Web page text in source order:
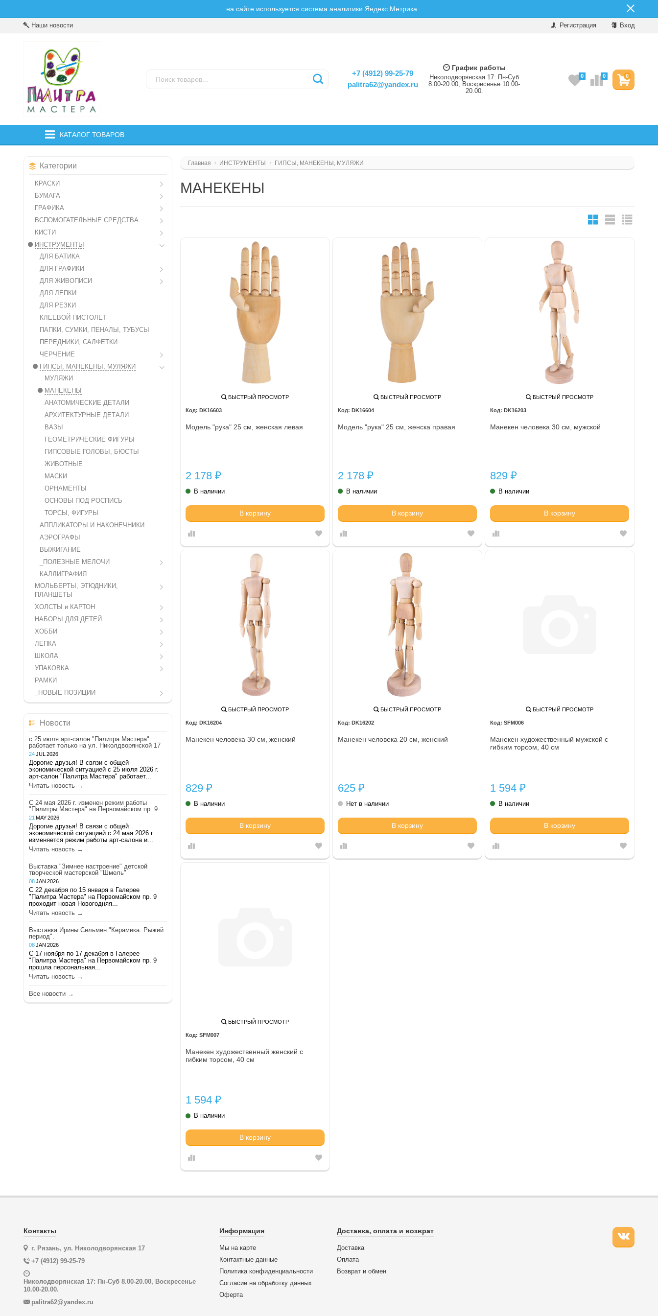
на сайте используется система аналитики Яндекс.Метрика
Наши новости Регистрация Вход
+7 (4912) 99-25-79
palitra62@yandex.ru
График работы
Николодворянская 17: Пн-Суб
8.00-20.00, Воскресенье 10.00-
20.00.
0
0 0
КАТАЛОГ ТОВАРОВ
Категории
КРАСКИ
БУМАГА
ГРАФИКА
ВСПОМОГАТЕЛЬНЫЕ СРЕДСТВА
КИСТИ
ИНСТРУМЕНТЫ
ДЛЯ БАТИКА
ДЛЯ ГРАФИКИ
ДЛЯ ЖИВОПИСИ
ДЛЯ ЛЕПКИ
ДЛЯ РЕЗКИ
КЛЕЕВОЙ ПИСТОЛЕТ
ПАПКИ, СУМКИ, ПЕНАЛЫ, ТУБУСЫ
ПЕРЕДНИКИ, САЛФЕТКИ
ЧЕРЧЕНИЕ
ГИПСЫ, МАНЕКЕНЫ, МУЛЯЖИ
МУЛЯЖИ
МАНЕКЕНЫ
АНАТОМИЧЕСКИЕ ДЕТАЛИ
АРХИТЕКТУРНЫЕ ДЕТАЛИ
ВАЗЫ
ГЕОМЕТРИЧЕСКИЕ ФИГУРЫ
ГИПСОВЫЕ ГОЛОВЫ, БЮСТЫ
ЖИВОТНЫЕ
МАСКИ
ОРНАМЕНТЫ
ОСНОВЫ ПОД РОСПИСЬ
ТОРСЫ, ФИГУРЫ
АППЛИКАТОРЫ И НАКОНЕЧНИКИ
АЭРОГРАФЫ
ВЫЖИГАНИЕ
_ПОЛЕЗНЫЕ МЕЛОЧИ
КАЛЛИГРАФИЯ
МОЛЬБЕРТЫ, ЭТЮДНИКИ,
ПЛАНШЕТЫ
ХОЛСТЫ и КАРТОН
НАБОРЫ ДЛЯ ДЕТЕЙ
ХОББИ
ЛЕПКА
ШКОЛА
УПАКОВКА
РАМКИ
_НОВЫЕ ПОЗИЦИИ
Новости
с 25 июля арт-салон "Палитра Мастера"
работает только на ул. Николдворянской 17
24JUL 2026
Дорогие друзья! В связи с общей
экономической ситуацией с 25 июля 2026 г.
арт-салон "Палитра Мастера" работает...
Читать новость →
С 24 мая 2026 г. изменен режим работы
"Палитры Мастера" на Первомайском пр. 9
21 MAY2026
Дорогие друзья! В связи с общей
экономической ситуацией с 24 мая 2026 г.
изменяется режим работы арт-салона и...
Читать новость →
Выставка "Зимнее настроение" детской
творческой мастерской "Шмель"
08JAN 2026
С 22 декабря по 15 января в Галерее
"Палитра Мастера" на Первомайском пр. 9
проходит новая Новогодняя...
Читать новость →
Выставка Ирины Сельмен "Керамика. Рыжий
период".
08JAN 2026
С 17 ноября по 17 декабря в Галерее
"Палитра Мастера" на Первомайском пр. 9
прошла персональная...
Читать новость →
Все новости →
Главная ИНСТРУМЕНТЫ ГИПСЫ, МАНЕКЕНЫ, МУЛЯЖИ
МАНЕКЕНЫ
БЫСТРЫЙ ПРОСМОТР
DK16603
Модель "рука" 25 см, женская левая
2 178 ₽
В наличии
В корзину
БЫСТРЫЙ ПРОСМОТР
DK16604
Модель "рука" 25 см, женска правая
2 178 ₽
В наличии
В корзину
БЫСТРЫЙ ПРОСМОТР
DK16203
Манекен человека 30 см, мужской
829 ₽
В наличии
В корзину
БЫСТРЫЙ ПРОСМОТР
DK16204
Манекен человека 30 см, женский
829 ₽
В наличии
В корзину
БЫСТРЫЙ ПРОСМОТР
DK16202
Манекен человека 20 см, женский
625 ₽
Нет в наличии
В корзину
БЫСТРЫЙ ПРОСМОТР
SFM006
Манекен художественный мужской с
гибким торсом, 40 см
1 594 ₽
В наличии
В корзину
БЫСТРЫЙ ПРОСМОТР
SFM007
Манекен художественный женский с
гибким торсом, 40 см
1 594 ₽
В наличии
В корзину
Контакты
г. Рязань, ул. Николодворянская 17
+7 (4912) 99-25-79
Николодворянская 17: Пн-Суб 8.00-20.00, Воскресенье
10.00-20.00.
palitra62@yandex.ru
Информация
Мы на карте
Контактные данные
Политика конфиденциальности
Согласие на обработку данных
Оферта
Доставка, оплата и возврат
Доставка
Оплата
Возврат и обмен